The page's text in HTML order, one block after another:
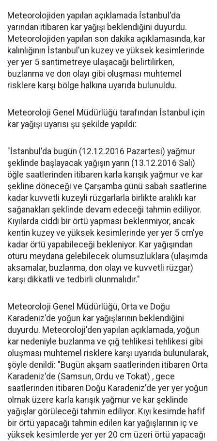
Meteorolojiden yapılan açıklamada İstanbul'da
yarından itibaren kar yağışı beklendiğini duyurdu.
Meteorolojiden yapılan son dakika açıklamasında, kar
kalınlığının İstanbul'un kuzey ve yüksek kesimlerinde
yer yer 5 santimetreye ulaşacağı belirtilirken,
buzlanma ve don olayı gibi oluşması muhtemel
risklere karşı bölge halkına uyarıda bulunuldu.
Meteoroloji Genel Müdürlüğü tarafından İstanbul için
kar yağışı uyarısı şu şekilde yapıldı:
"İstanbul'da bugün (12.12.2016 Pazartesi) yağmur
şeklinde başlayacak yağışın yarın (13.12.2016 Salı)
öğle saatlerinden itibaren karla karışık yağmur ve kar
şekline döneceği ve Çarşamba günü sabah saatlerine
kadar kuvvetli kuzeyli rüzgarlarla birlikte aralıklı kar
sağanakları şeklinde devam edeceği tahmin ediliyor.
Kıyılarda ciddi bir örtü yapması beklenmiyor, ancak
kentin kuzey ve yüksek kesimlerinde yer yer 5 cm'ye
kadar örtü yapabileceği bekleniyor. Kar yağışından
ötürü meydana gelebilecek olumsuzluklara (ulaşımda
aksamalar, buzlanma, don olayı ve kuvvetli rüzgar)
karşı dikkatli ve tedbirli olunmalıdır."
Meteoroloji Genel Müdürlüğü, Orta ve Doğu
Karadeniz'de yoğun kar yağışlarının beklendiğini
duyurdu. Meteoroloji'den yapılan açıklamada, yoğun
kar nedeniyle buzlanma ve çığ tehlikesi tehlikesi gibi
oluşması muhtemel risklere karşı uyarıda bulunularak,
şöyle denildi: "Bugün akşam saatlerinden itibaren Orta
Karadeniz'de (Samsun, Ordu ve Tokat) , gece
saatlerinden itibaren Doğu Karadeniz'de yer yer yoğun
olmak üzere karla karışık yağmur ve kar şeklinde
yağışlar görüleceği tahmin ediliyor. Kıyı kesimde hafif
bir örtü yapacağı tahmin edilen kar yağışlarının iç ve
yüksek kesimlerde yer yer 20 cm üzeri örtü yapacağı